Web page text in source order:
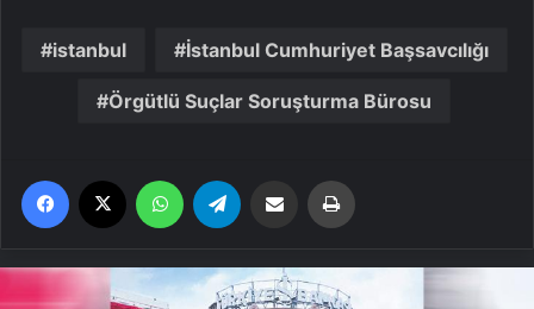
istanbul İstanbul Cumhuriyet Başsavcılığı
Örgütlü Suçlar Soruşturma Bürosu
Facebook WhatsApp Email'den paylaş